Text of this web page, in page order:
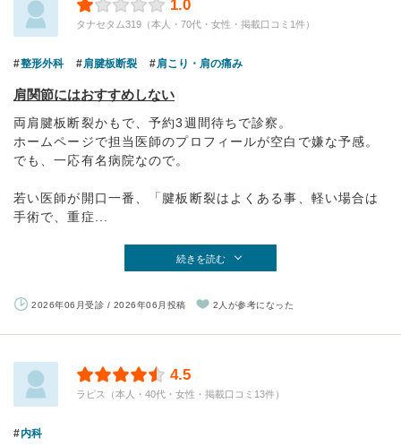
1.0
タナセタム319（本人・70代・女性・掲載口コミ1件）
整形外科 肩腱板断裂 肩こり・肩の痛み
肩関節にはおすすめしない
両肩腱板断裂かもで、予約3週間待ちで診察。
ホームページで担当医師のプロフィールが空白で嫌な予感。
でも、一応有名病院なので。
若い医師が開口一番、「腱板断裂はよくある事、軽い場合は
手術で、重症...
続きを読む
2026年06月受診 / 2026年06月投稿 2人が参考になった
4.5
ラピス（本人・40代・女性・掲載口コミ13件）
内科